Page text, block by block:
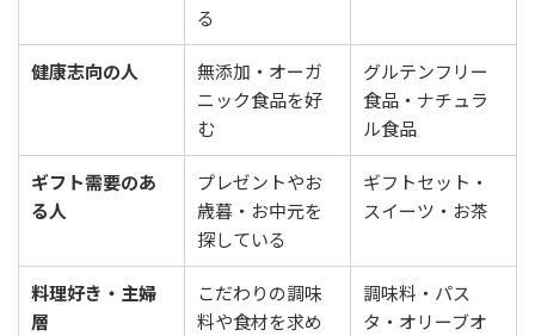
る
健康志向の人
無添加・オーガ
ニック食品を好
む
グルテンフリー
食品・ナチュラ
ル食品
ギフト需要のあ
る人
プレゼントやお
歳暮・お中元を
探している
ギフトセット・
スイーツ・お茶
料理好き・主婦
層
こだわりの調味
料や食材を求め
調味料・パス
タ・オリーブオ